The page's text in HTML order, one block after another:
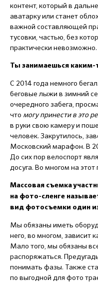
контент, который в
аватарку или станет
важной составляющей
тусовки, частью, без
практически невозможно.
Ты занимаешься каким-
С 2014 года немного
беговые лыжи в зимний
очередного забега,
что могу принести в это
в руки свою камеру и
человек. Закрутилось,
Московский марафон. В
До сих пор велоспорт
досуга. Во многом на
Массовая съемка
на фото-сленге
вид фотосъемки один
Мы обязаны иметь
него, во многом, зависит
Мало того, мы обязаны
распоряжаться.
понимать фазы. Также
по выгодной для фото